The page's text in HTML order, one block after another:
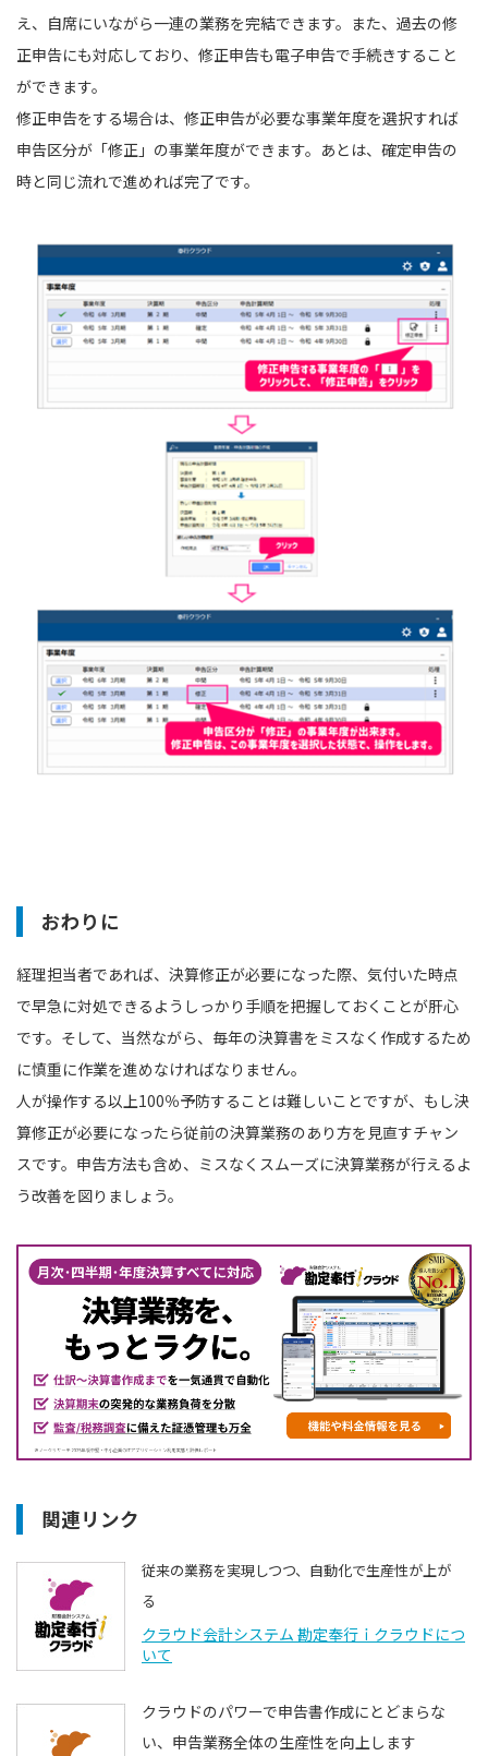
え、自席にいながら一連の業務を完結できます。また、過去の修
正申告にも対応しており、修正申告も電子申告で手続きすること
ができます。
修正申告をする場合は、修正申告が必要な事業年度を選択すれば
申告区分が「修正」の事業年度ができます。あとは、確定申告の
時と同じ流れで進めれば完了です。
おわりに
経理担当者であれば、決算修正が必要になった際、気付いた時点
で早急に対処できるようしっかり手順を把握しておくことが肝⼼
です。そして、当然ながら、毎年の決算書をミスなく作成するため
に慎重に作業を進めなければなりません。
人が操作する以上100％予防することは難しいことですが、もし決
算修正が必要になったら従前の決算業務のあり方を見直すチャン
スです。申告方法も含め、ミスなくスムーズに決算業務が行えるよ
う改善を図りましょう。
関連リンク
従来の業務を実現しつつ、自動化で生産性が上が
る
クラウド会計システム 勘定奉行ｉクラウドにつ
いて
クラウドのパワーで申告書作成にとどまらな
い、申告業務全体の生産性を向上します